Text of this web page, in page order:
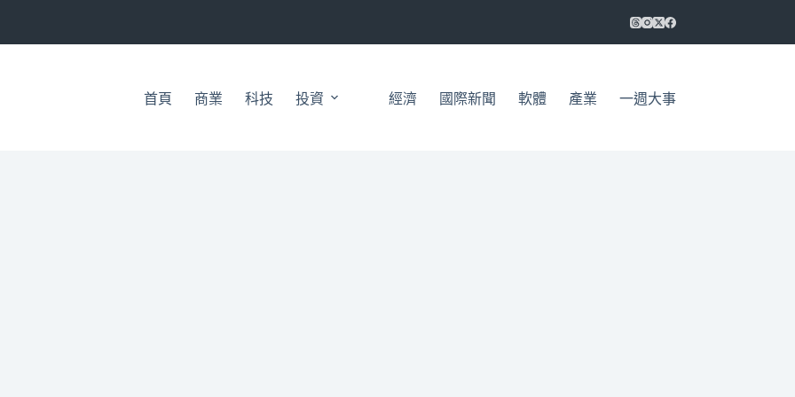
首頁 商業 科技 投資 經濟 國際新聞 軟體 產業 一週大事